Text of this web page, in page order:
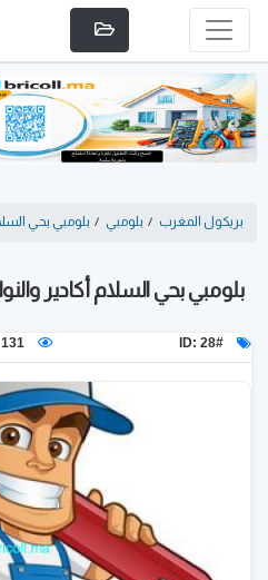
بريكول المغرب / بلومبي / بلومبي بحي
بلومبي بحي السلام أكادير
ID: 28#